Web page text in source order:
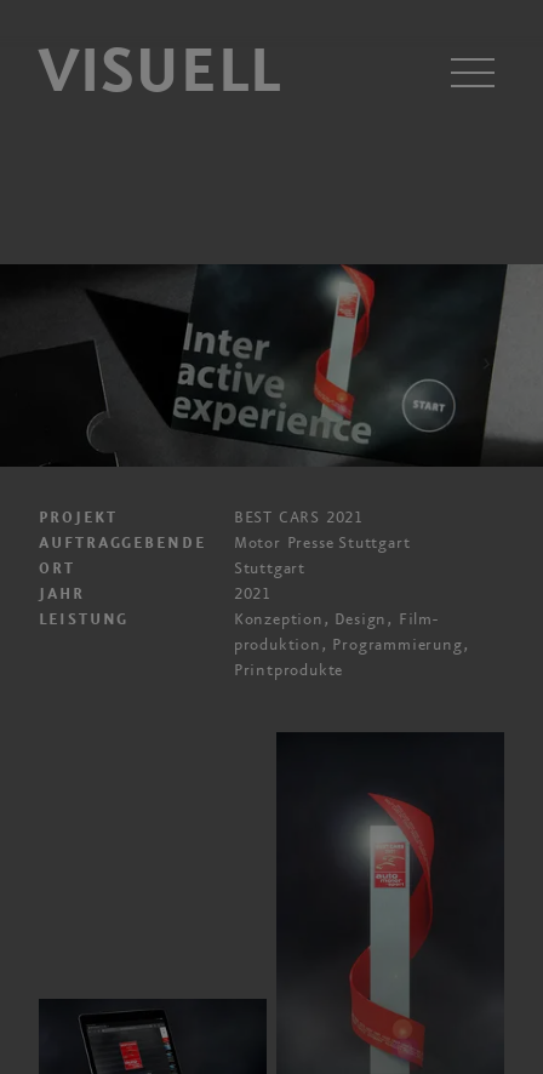
VISUELL
PROJEKT BEST CARS 2021
AUFTRAGGEBENDE Motor Presse Stuttgart
ORT Stuttgart
JAHR 2021
LEISTUNG
Konzeption, Design, Film­
produktion, Programmierung,
Print­produkte